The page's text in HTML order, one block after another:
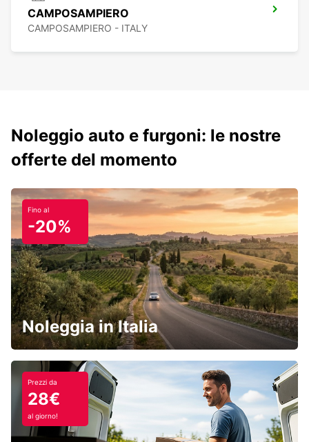
CAMPOSAMPIERO
CAMPOSAMPIERO - ITALY
Noleggio auto e furgoni: le nostre
offerte del momento
Fino al
-20%
Noleggia in Italia
Prezzi da
28€
al giorno!